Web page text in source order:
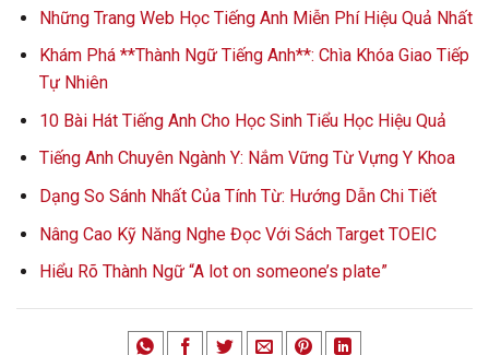
Những Trang Web Học Tiếng Anh Miễn Phí Hiệu Quả Nhất
Khám Phá **Thành Ngữ Tiếng Anh**: Chìa Khóa Giao Tiếp
Tự Nhiên
10 Bài Hát Tiếng Anh Cho Học Sinh Tiểu Học Hiệu Quả
Tiếng Anh Chuyên Ngành Y: Nắm Vững Từ Vựng Y Khoa
Dạng So Sánh Nhất Của Tính Từ: Hướng Dẫn Chi Tiết
Nâng Cao Kỹ Năng Nghe Đọc Với Sách Target TOEIC
Hiểu Rõ Thành Ngữ “A lot on someone’s plate”